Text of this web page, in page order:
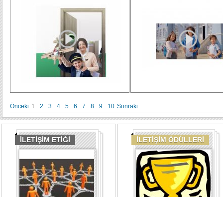
Önceki 1 2 3 4 5 6 7 8 9 10 Sonraki
İLETİŞİM ETİĞİ İLETİŞİM ÖDÜLLERİ